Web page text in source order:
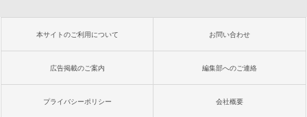
本サイトのご利用について お問い合わせ
広告掲載のご案内 編集部へのご連絡
プライバシーポリシー 会社概要